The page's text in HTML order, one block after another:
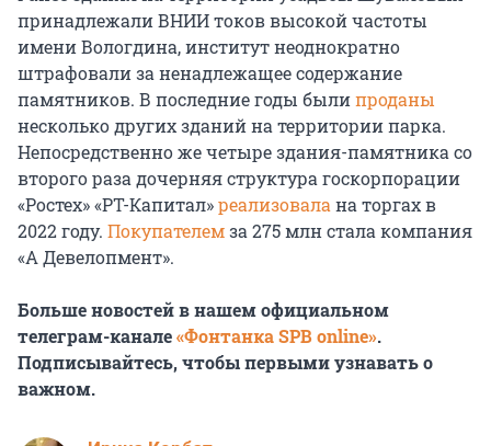
принадлежали ВНИИ токов высокой частоты
имени Вологдина, институт неоднократно
штрафовали за ненадлежащее содержание
памятников. В последние годы былипроданы
несколько других зданий на территории парка.
Непосредственно же четыре здания-памятника со
второго раза дочерняя структура госкорпорации
«Ростех» «РТ-Капитал»реализовала на торгах в
2022 году. Покупателемза 275 млн стала компания
«А Девелопмент».
Больше новостей в нашем официальном
телеграм-канале«Фонтанка SPB online».
Подписывайтесь, чтобы первыми узнавать о
важном.